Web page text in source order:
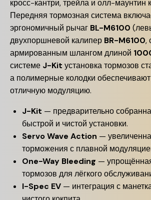
кросс-кантри, трейла и олл-маунтин
Передняя тормозная система
эргономичный рычаг BL-M6100
двухпоршневой калипер BR-M6100,
армированным шлангом длиной
системе J-Kit установка тормозов
а полимерные колодки
отличную модуляцию.
J-Kit — предварительно
быстрой и чистой установки.
Servo Wave Action —
торможения с плавной
One-Way Bleeding —
тормозов для лёгкого
I-Spec EV — интеграция с